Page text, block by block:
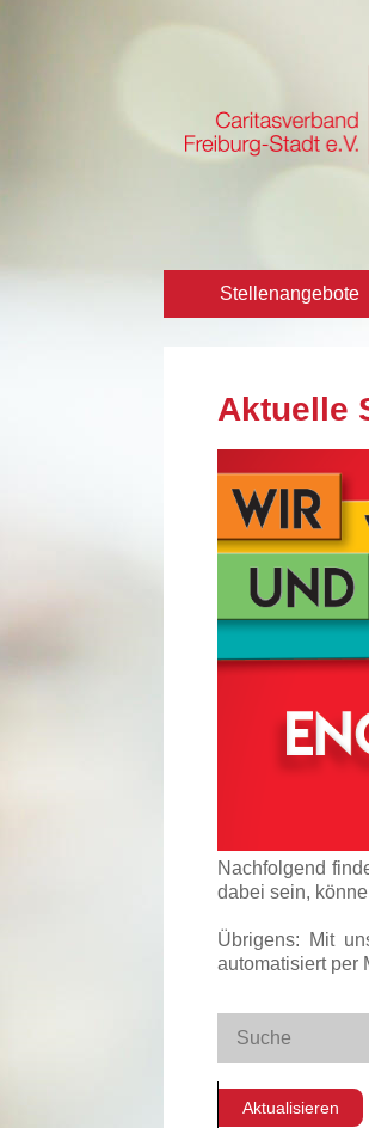
Stellenangebote
Aktuelle
Nachfolgend
dabei sein,
Übrigens: Mit
automatisiert per
Aktualisieren